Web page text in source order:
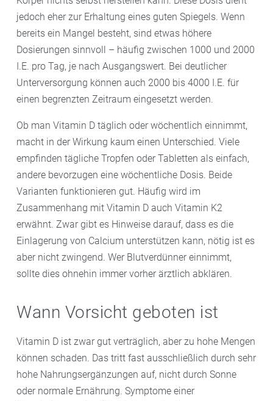
jedoch eher zur Erhaltung eines guten Spiegels. Wenn
bereits ein Mangel besteht, sind etwas höhere
Dosierungen sinnvoll – häufig zwischen 1000 und 2000
I.E. pro Tag, je nach Ausgangswert. Bei deutlicher
Unterversorgung können auch 2000 bis 4000 I.E. für
einen begrenzten Zeitraum eingesetzt werden.
Ob man Vitamin D täglich oder wöchentlich einnimmt,
macht in der Wirkung kaum einen Unterschied. Viele
empfinden tägliche Tropfen oder Tabletten als einfach,
andere bevorzugen eine wöchentliche Dosis. Beide
Varianten funktionieren gut. Häufig wird im
Zusammenhang mit Vitamin D auch Vitamin K2
erwähnt. Zwar gibt es Hinweise darauf, dass es die
Einlagerung von Calcium unterstützen kann, nötig ist es
aber nicht zwingend. Wer Blutverdünner einnimmt,
sollte dies ohnehin immer vorher ärztlich abklären.
Wann Vorsicht geboten ist
Vitamin D ist zwar gut verträglich, aber zu hohe Mengen
können schaden. Das tritt fast ausschließlich durch sehr
hohe Nahrungsergänzungen auf, nicht durch Sonne
oder normale Ernährung. Symptome einer